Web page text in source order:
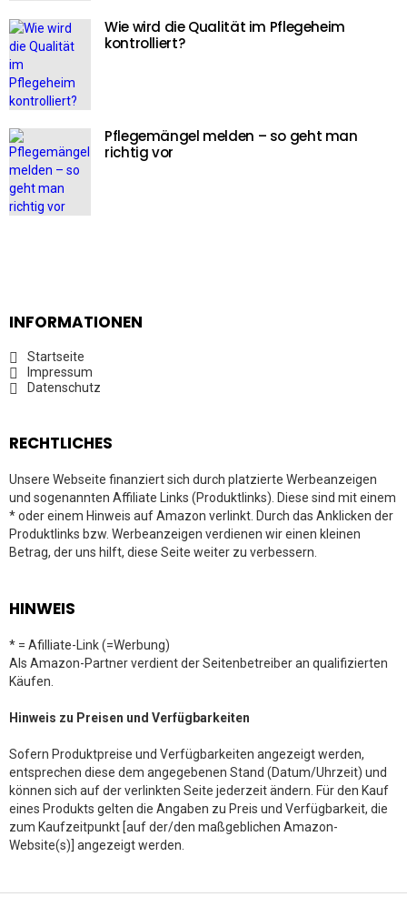
Wie wird die Qualität im Pflegeheim
kontrolliert?
Pflegemängel melden – so geht man
richtig vor
INFORMATIONEN
Startseite
Impressum
Datenschutz
RECHTLICHES
Unsere Webseite finanziert sich durch platzierte Werbeanzeigen
und sogenannten Affiliate Links (Produktlinks). Diese sind mit einem
* oder einem Hinweis auf Amazon verlinkt. Durch das Anklicken der
Produktlinks bzw. Werbeanzeigen verdienen wir einen kleinen
Betrag, der uns hilft, diese Seite weiter zu verbessern.
HINWEIS
* = Afilliate-Link (=Werbung)
Als Amazon-Partner verdient der Seitenbetreiber an qualifizierten
Käufen.
Hinweis zu Preisen und Verfügbarkeiten
Sofern Produktpreise und Verfügbarkeiten angezeigt werden,
entsprechen diese dem angegebenen Stand (Datum/Uhrzeit) und
können sich auf der verlinkten Seite jederzeit ändern. Für den Kauf
eines Produkts gelten die Angaben zu Preis und Verfügbarkeit, die
zum Kaufzeitpunkt [auf der/den maßgeblichen Amazon-
Website(s)] angezeigt werden.